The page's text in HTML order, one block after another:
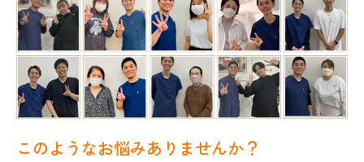
このようなお悩みありませんか？